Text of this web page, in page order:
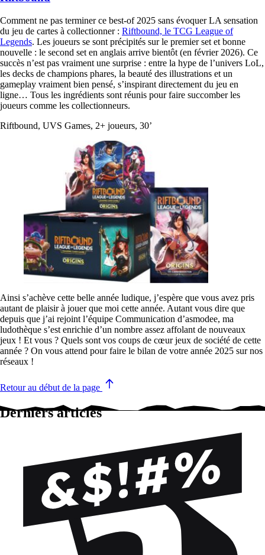
Comment ne pas terminer ce best-of 2025 sans évoquer LA sensation
du jeu de cartes à collectionner : Riftbound, le TCG League of
Legends. Les joueurs se sont précipités sur le premier set et bonne
nouvelle : le second set en anglais arrive bientôt (en février 2026). Ce
succès n’est pas vraiment une surprise : entre la hype de l’univers LoL,
les decks de champions phares, la beauté des illustrations et un
gameplay vraiment bien pensé, s’inspirant directement du jeu en
ligne… Tous les ingrédients sont réunis pour faire succomber les
joueurs comme les collectionneurs.
Riftbound, UVS Games, 2+ joueurs, 30’
Ainsi s’achève cette belle année ludique, j’espère que vous avez pris
autant de plaisir à jouer que moi cette année. Autant vous dire que
depuis que j’ai rejoint l’équipe Communication d’asmodee, ma
ludothèque s’est enrichie d’un nombre assez affolant de nouveaux
jeux ! Et vous ? Quels sont vos coups de cœur jeux de société de cette
année ? On vous attend pour faire le bilan de votre année 2025 sur nos
réseaux !
Retour au début de la page
Derniers articles